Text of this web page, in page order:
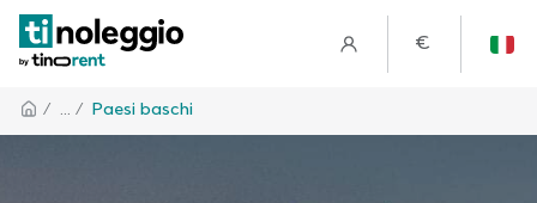
€
/ ... / Paesi baschi